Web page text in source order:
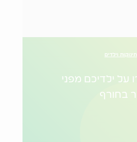
וילדים
על ילדיכם מפני
בחורף